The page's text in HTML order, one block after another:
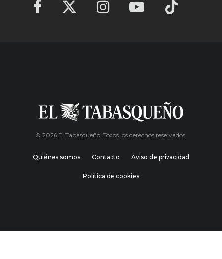
© 2026 El Tabasqueño. Todos los derechos reservados.
Quiénes somos Contacto Aviso de privacidad
Política de cookies